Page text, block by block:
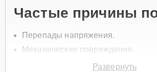
Частые причины
Перепады напряжения.
Механические повреждения.
Износ компонентов блока
Развернуть